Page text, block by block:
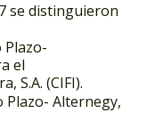
se distinguieron
Plazo-
el
S.A. (CIFI).
Plazo- Alternegy,